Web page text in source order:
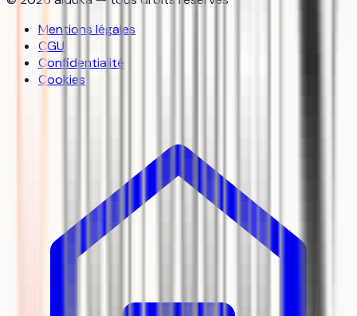
Mentions légales
CGU
Confidentialité
Cookies